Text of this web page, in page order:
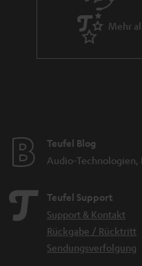
Mehr
Teufel Blog
Audio-Technologien,
Teufel Support
Support & Kontakt
Rückgabe / Rücktritt
Sendungsverfolgung